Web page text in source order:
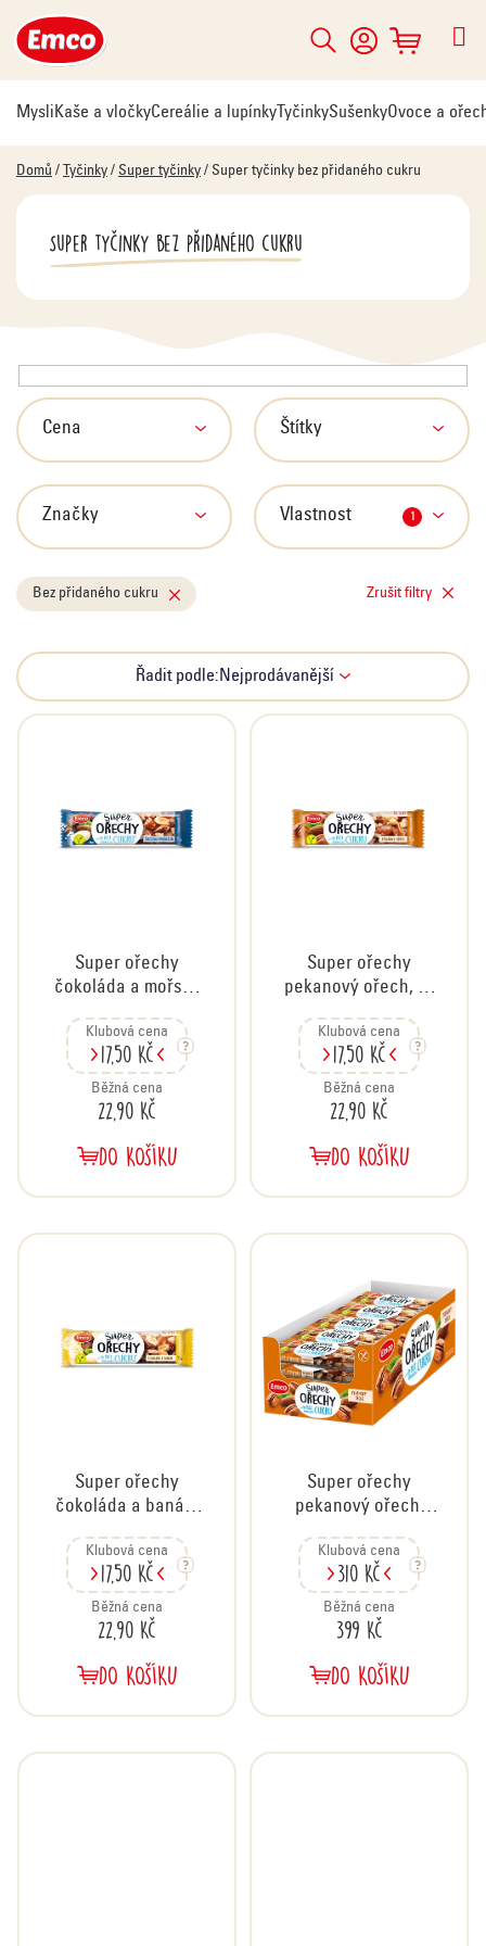
na
obsah
Hledat
NÁKUPNÍ
KOŠÍK
MysliKaše a vločkyCereálie a lupínky TyčinkySušenkyOvoce a
Domů / Tyčinky / Super tyčinky / Super tyčinky bez přidaného cukru
Super tyčinky bez přidaného cukru
Ř
a
z
Řadit podle: Nejprodávanější
Cena Štítky
Značky Vlastnost 1
Bez přidaného cukru Zrušit filtry
V
ý
p
s
p
r
o
d
k
t
ů
Super ořechy
čokoláda a mořská
Klubová cena
17,50 Kč
Běžná cena
22,90 Kč
DO KOŠÍKU
Super ořechy
pekanový ořech, 35
Klubová cena
17,50 Kč
Běžná cena
22,90 Kč
DO KOŠÍKU
Super ořechy
čokoláda a banán,
Klubová cena
17,50 Kč
Běžná cena
22,90 Kč
DO KOŠÍKU
Super ořechy
pekanový ořech,
Klubová cena
310 Kč
Běžná cena
399 Kč
DO KOŠÍKU